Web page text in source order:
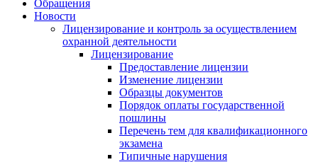
Обращения
Новости
Лицензирование и контроль за осуществлением
охранной деятельности
Лицензирование
Предоставление лицензии
Изменение лицензии
Образцы документов
Порядок оплаты государственной
пошлины
Перечень тем для квалификационного
экзамена
Типичные нарушения